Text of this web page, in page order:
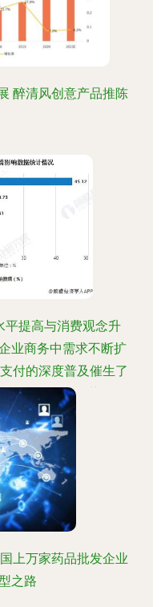
醉清风创意产品推陈
平提高与消费观念升
业商务中需求不断扩
付的深度普及催生了
行业多元化趋势往更
型。"2020年中国互
运营数字化应用体验
发展秉持"，品牌正
展开线下配合时期增
独特黏性与印象布
高了转化后的市场客
效} }
上万家药品批发企业
之路